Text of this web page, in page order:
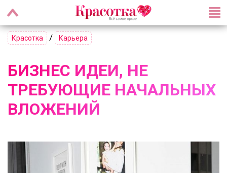
Красотка / Карьера
БИЗНЕС ИДЕИ, НЕ
ТРЕБУЮЩИЕ НАЧАЛЬНЫХ
ВЛОЖЕНИЙ